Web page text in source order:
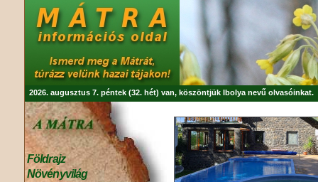
2026. augusztus 7. péntek (32. hét) van, köszöntjük Ibolya nevű olvasóinkat.
Földrajz
Növényvilág